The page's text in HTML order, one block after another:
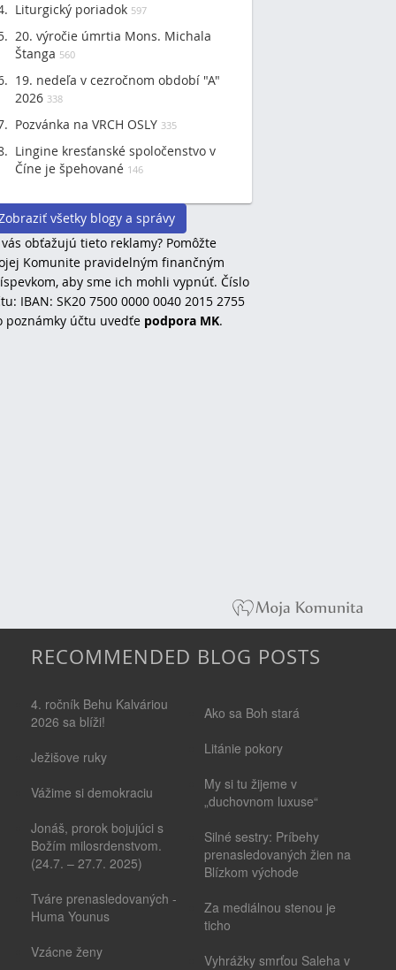
Liturgický poriadok 597
20. výročie úmrtia Mons. Michala
Štanga 560
19. nedeľa v cezročnom období "A"
2026 338
Pozvánka na VRCH OSLY 335
Lingine kresťanské spoločenstvo v
Číne je špehované 146
všetky blogy a správy
obťažujú tieto reklamy? Pomôžte
Komunite pravidelným finančným
aby sme ich mohli vypnúť. Číslo
IBAN: SK20 7500 0000 0040 2015 2755
poznámky účtu uvedťe podpora MK.
RECOMMENDED BLOG POSTS
4. ročník Behu Kalváriou
2026 sa blíži!
Ježišove ruky
Vážime si demokraciu
Jonáš, prorok bojujúci s
Božím milosrdenstvom.
(24.7. – 27.7. 2025)
Tváre prenasledovaných -
Huma Younus
Vzácne ženy
Ako sa Boh stará
Litánie pokory
My si tu žijeme v
„duchovnom luxuse“
Silné sestry: Príbehy
prenasledovaných žien na
Blízkom východe
Za mediálnou stenou je
ticho
Vyhrážky smrťou Saleha v